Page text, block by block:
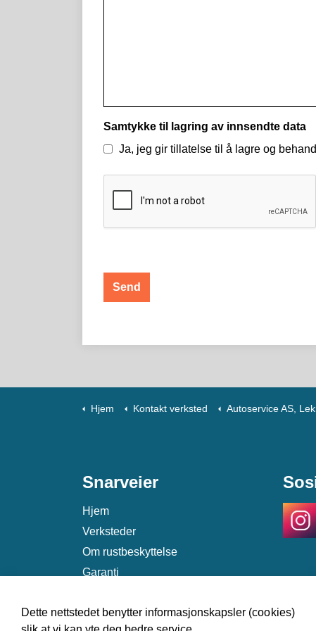
Samtykke til lagring av innsendte data
Ja, jeg gir tillatelse til å lagre og
Hjem Kontakt verksted Autoservice AS,
Snarveier
Hjem
Verksteder
Om rustbeskyttelse
Garanti
Dette nettstedet benytter informasjonskapsler (cookies)